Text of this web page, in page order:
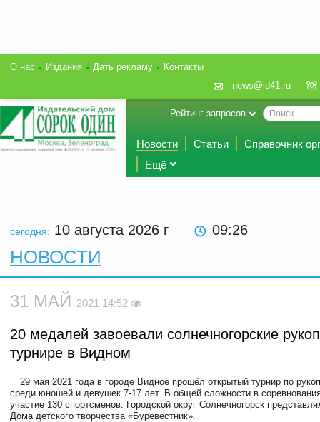
О нас Издания Дать рекламу
Контакты
news@id41.ru
Рейтинг запросов
Новости Статьи
Справочник
Ещё
сегодня: 10 августа 2026 г 09:26
НОВОСТИ
31 МАЙ 2021 14:52
20 медалей завоевали солнечногорские
турнире в Видном
29 мая 2021 года в городе Видное прошёл открытый турнир по
среди юношей и девушек 7-17 лет. В общей сложности в
участие 130 спортсменов. Городской округ Солнечногорск
Дома детского творчества «Буревестник».